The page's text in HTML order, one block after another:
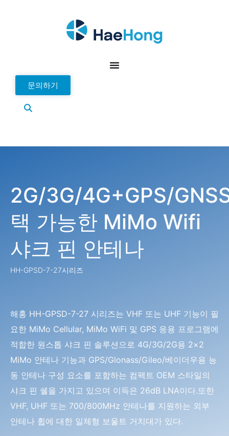
문의하기
2G/3G/4G+GPS/
택 가능한 MiMo Wifi
샤크 핀 안테나
HH-GPSD-7-27시리즈
해홍 HH-GPSD-7-27 시리즈는 VHF 또는 UHF 기능이 필
요한 MiMo Cellular, MiMo WiFi 및 GPS 응용 프로그램에
적합한 원스톱 샤크 핀 솔루션으로 4G/3G/2G용 2×2
MiMo 안테나 기능과 GPS/Glonass/Gileo/베이더우용 능
동 안테나 구성 요소를 포함하는 컴팩트 OEM 스타일의
샤크 핀 쉘을 가지고 있으며 이득은 26dB LNA이다.또한
VHF, UHF 또는 700/800MHz 안테나를 지원하는 외부
안테나 휩에 대한 일체형 보울트 거치대가 있다.